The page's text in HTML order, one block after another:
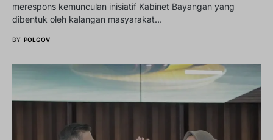
merespons kemunculan inisiatif Kabinet Bayangan yang
dibentuk oleh kalangan masyarakat…
BY POLGOV